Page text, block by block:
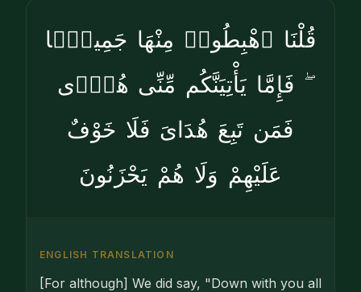
قُلْنَا ٱهْبِطُوا۟ مِنْهَا جَمِيعًۭا
ۖ فَإِمَّا يَأْتِيَنَّكُم مِّنِّى هُدًۭى
فَمَن تَبِعَ هُدَاىَ فَلَا خَوْفٌ
عَلَيْهِمْ وَلَا هُمْ يَحْزَنُونَ
ENGLISH TRANSLATION
[For although] We did say, "Down with you all